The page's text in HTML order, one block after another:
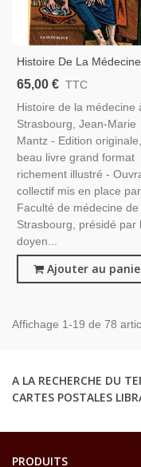
Histoire De La
Strasbourg, Jean-Marie
Sciences, Hôpital De
Strasbourg,
65,00 € TTC
Histoire de la médecine
Strasbourg, Jean-Marie
Mantz - Edition originale,
beau livre grand format
richement illustré -
collectif mis en place
Faculté de médecine de
Strasbourg, présidé par
doyen...
Ajouter au
Affichage 1-19 de 78
A LA RECHERCHE DU
CARTES POSTALES
PRODUITS